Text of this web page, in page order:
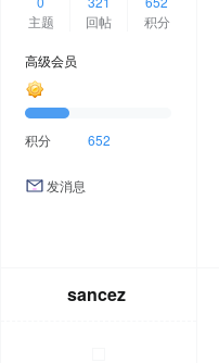
主题
回帖
积分
高级会员
积分 652
发消息
sancez